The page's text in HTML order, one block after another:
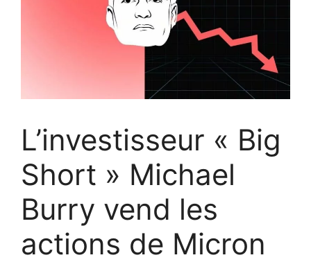
L’investisseur « Big
Short » Michael
Burry vend les
actions de Micron